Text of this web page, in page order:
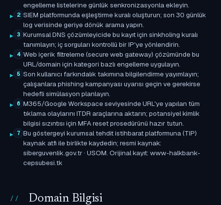
engelleme listelerine günlük senkronizasyonla ekleyin.
2 SIEM platformunda eşleştirme kuralı oluşturun; son 30 günlük
log verisinde geriye dönük arama yapın.
3 Kurumsal DNS çözümleyicide bu kayıt için sinkholing kuralı
tanımlayın; iç sorguları kontrollü bir IP'ye yönlendirin.
4 Web içerik filtreleme (secure web gateway) çözümünde bu
URL/domain için kategori bazlı engelleme uygulayın.
5 Son kullanıcı farkındalık takımına bilgilendirme yayımlayın;
çalışanlara phishing kampanyası uyarısı geçin ve gerekirse
hedefli simülasyon planlayın.
6 M365/Google Workspace seviyesinde URL'ye yapılan tüm
tıklama olaylarını ITDR araçlarına aktarın; potansiyel kimlik
bilgisi sızıntısı için MFA reset prosedürünü hazır tutun.
7 Bu göstergeyi kurumsal tehdit istihbarat platformuna (TIP)
kaynak atfı ile birlikte kaydedin; resmi kaynak:
siberguvenlik.gov.tr · USOM. Orijinal kayıt: www-halkbank-
cepsubesi.tk
Domain Bilgisi